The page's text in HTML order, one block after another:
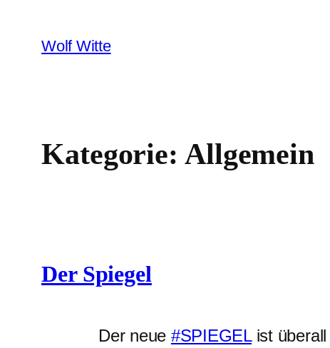
Inhalt
springen
Wolf Witte
Kategorie: Allgemein
Der Spiegel
Der neue #SPIEGEList überall